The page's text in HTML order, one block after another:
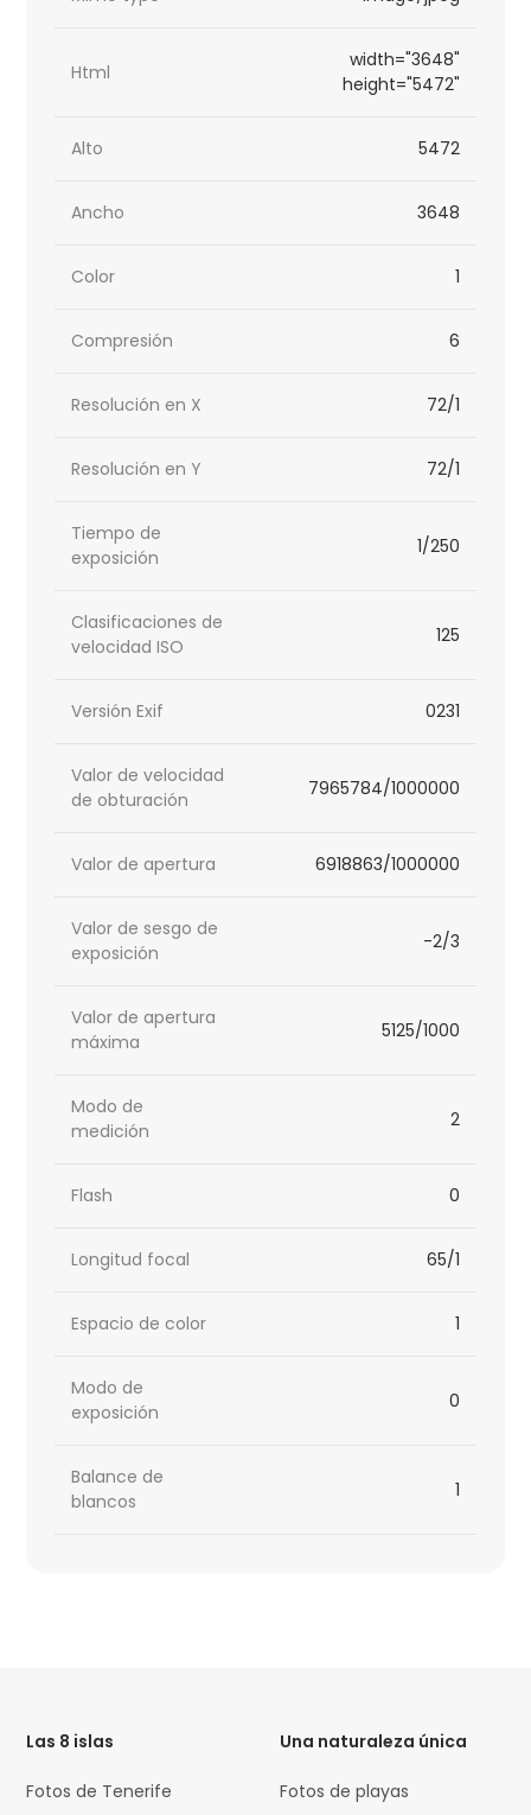
Html
width="3648"
height="5472"
Alto 5472
Ancho 3648
Color 1
Compresión 6
Resolución en X 72/1
Resolución en Y 72/1
Tiempo de
exposición
1/250
Clasificaciones de
velocidad ISO
125
Versión Exif 0231
Valor de velocidad
de obturación
7965784/1000000
Valor de apertura 6918863/1000000
Valor de sesgo de
exposición
-2/3
Valor de apertura
máxima
5125/1000
Modo de
medición
2
Flash 0
Longitud focal 65/1
Espacio de color 1
Modo de
exposición
0
Balance de
blancos
1
Las 8 islas
Fotos de Tenerife
Una naturaleza única
Fotos de playas